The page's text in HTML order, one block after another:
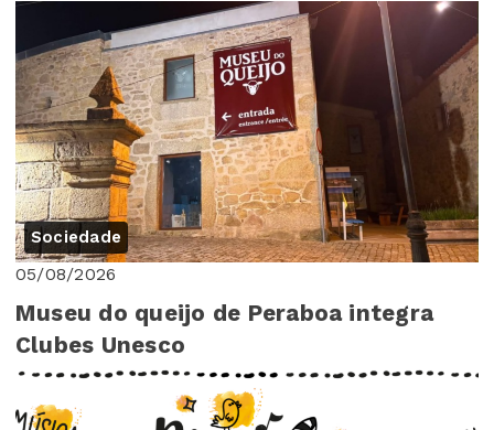
Sociedade
05/08/2026
Museu do queijo de Peraboa integra
Clubes Unesco